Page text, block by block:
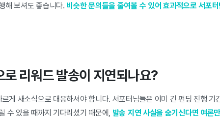
해 보셔도 좋습니다. 비슷한 문의들을 줄여볼 수 있어 효과적으로 서포
로 리워드 발송이 지연되나요?
게 새소식으로 대응하셔야 합니다. 서포터님들은 이미 긴 펀딩 진행 기
수 있을 때까지 기다리셨기 때문에, 발송 지연 사실을 숨기신다면 여론